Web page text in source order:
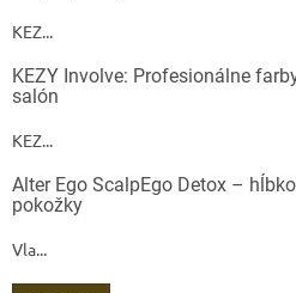
KEZ...
KEZY Involve: Profesionálne
salón
KEZ...
Alter Ego ScalpEgo Detox –
pokožky
Vla...